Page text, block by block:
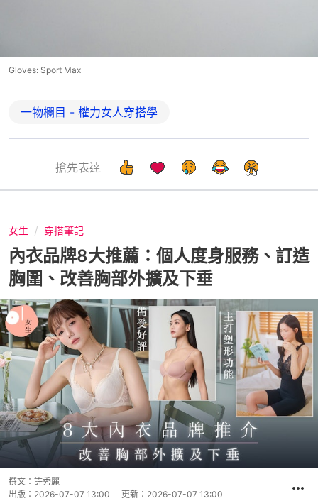
Gloves: Sport Max
一物欄目 - 權力女人穿搭學
搶先表達
女生 穿搭筆記
內衣品牌8大推薦：個人度身服務、訂造
胸圍、改善胸部外擴及下垂
撰文： 許秀麗
出版： 2026-07-07 13:00 更新： 2026-07-07 13:00